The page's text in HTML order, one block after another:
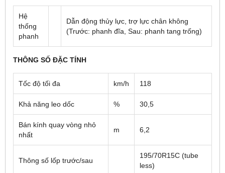
Hệ
thống
phanh
Dẫn động thủy lực, trợ lực chân không
(Trước: phanh đĩa, Sau: phanh tang trống)
THÔNG SỐ ĐẶC TÍNH
Tốc độ tối đa km/h 118
Khả năng leo dốc % 30,5
Bán kính quay vòng nhỏ
nhất
m 6,2
Thông số lốp trước/sau
195/70R15C (tube
less)